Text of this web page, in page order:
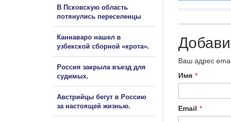
Ваш адрес
Имя *
Email *
В Псковскую область
потянулись переселенцы
Каннаваро нашел в
узбекской сборной «крота».
Россия закрыла въезд для
судимых.
Австрийцы бегут в Россию
за настоящей жизнью.